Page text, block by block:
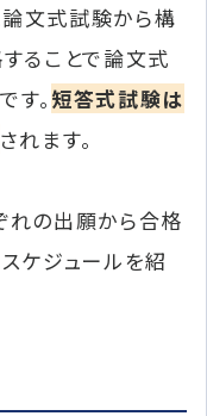
文式試験から構
ることで論文式
。 短答式試験は
されます。
れの出願から合格
ケジュールを紹